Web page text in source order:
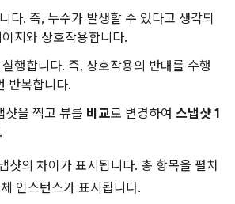
다. 즉, 누수가 발생할 수 있다고 생각되
지와 상호작용합니다.
행합니다. 즉, 상호작용의 반대를 수행
반복합니다.
샷을 찍고 뷰를 비교로 변경하여 스냅샷 1
샷의 차이가 표시됩니다. 총 항목을 펼치
인스턴스가 표시됩니다.